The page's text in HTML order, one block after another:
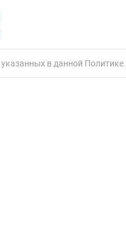
в данной Политике.